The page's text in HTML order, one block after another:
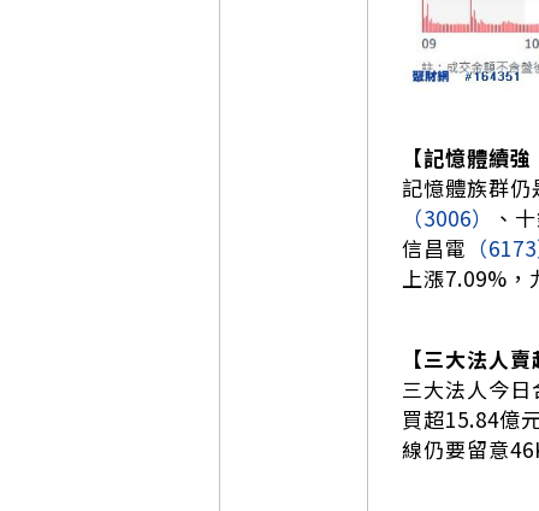
【記憶體續
記憶體族群
（3006）
、
信昌電 （
上漲7.09%，
【三大法人
三大法人今
買超15.84億
線仍要留意